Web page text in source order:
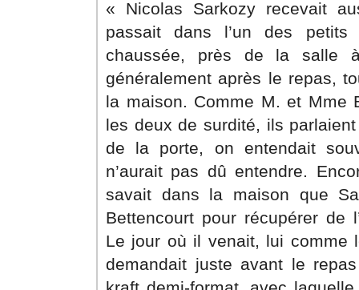
« Nicolas Sarkozy recevait
passait dans l’un des
chaussée, près de la salle
généralement après le repas,
la maison. Comme M. et Mme
les deux de surdité, ils
de la porte, on entendait
n’aurait pas dû entendre.
savait dans la maison que
Bettencourt pour récupérer de
Le jour où il venait, lui comme
demandait juste avant le